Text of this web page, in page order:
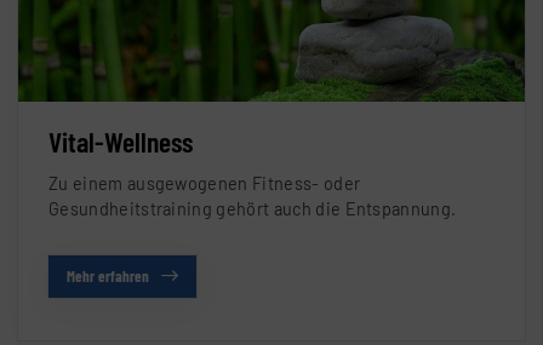
Vital-Wellness
Zu einem ausgewogenen Fitness- oder
Gesundheitstraining gehört auch die Entspannung.
Mehr erfahren